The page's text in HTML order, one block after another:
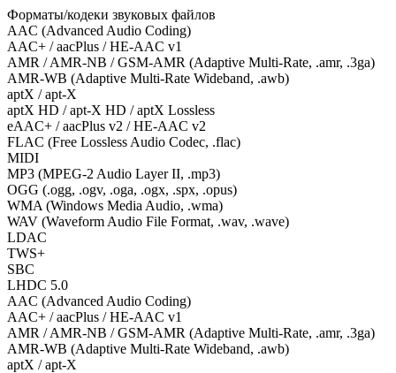
Форматы/кодеки звуковых файлов
AAC (Advanced Audio Coding)
AAC+ / aacPlus / HE-AAC v1
AMR / AMR-NB / GSM-AMR (Adaptive Multi-Rate, .amr, .3ga)
AMR-WB (Adaptive Multi-Rate Wideband, .awb)
aptX / apt-X
aptX HD / apt-X HD / aptX Lossless
eAAC+ / aacPlus v2 / HE-AAC v2
FLAC (Free Lossless Audio Codec, .flac)
MIDI
MP3 (MPEG-2 Audio Layer II, .mp3)
OGG (.ogg, .ogv, .oga, .ogx, .spx, .opus)
WMA (Windows Media Audio, .wma)
WAV (Waveform Audio File Format, .wav, .wave)
LDAC
TWS+
SBC
LHDC 5.0
AAC (Advanced Audio Coding)
AAC+ / aacPlus / HE-AAC v1
AMR / AMR-NB / GSM-AMR (Adaptive Multi-Rate, .amr, .3ga)
AMR-WB (Adaptive Multi-Rate Wideband, .awb)
aptX / apt-X